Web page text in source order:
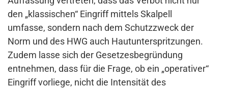
den „klassischen“ Eingriff mittels Skalpell
umfasse, sondern nach dem Schutzzweck der
Norm und des HWG auch Hautunterspritzungen.
Zudem lasse sich der Gesetzesbegründung
entnehmen, dass für die Frage, ob ein „operativer“
Eingriff vorliege, nicht die Intensität des